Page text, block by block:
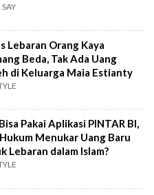
Lebaran Orang Kaya
Beda, Tak Ada Uang
di Keluarga Maia Estianty
Pakai Aplikasi PINTAR BI,
Menukar Uang Baru
Lebaran dalam Islam?